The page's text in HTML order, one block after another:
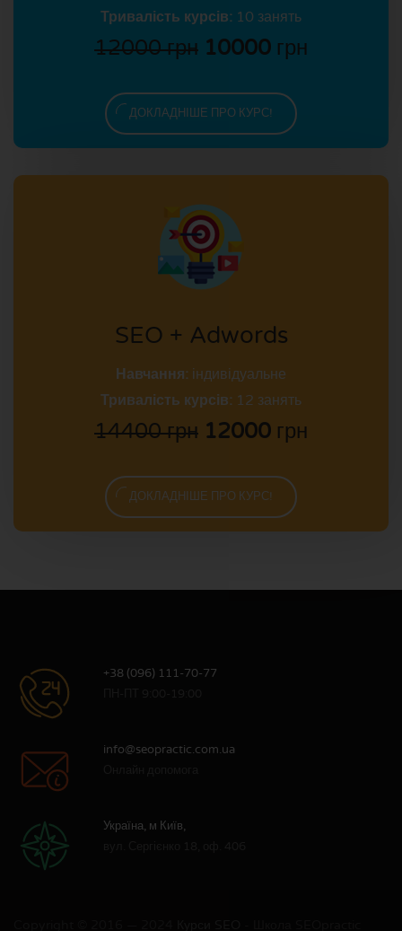
Тривалість курсів: 10 занять
12000 грн 10000 грн
ДОКЛАДНІШЕ ПРО КУРС!
SEO + Adwords
Навчання: індивідуальне
Тривалість курсів: 12 занять
14400 грн 12000 грн
ДОКЛАДНІШЕ ПРО КУРС!
+38 (096) 111-70-77
info@seopractic.com.ua
Україна, м Київ,